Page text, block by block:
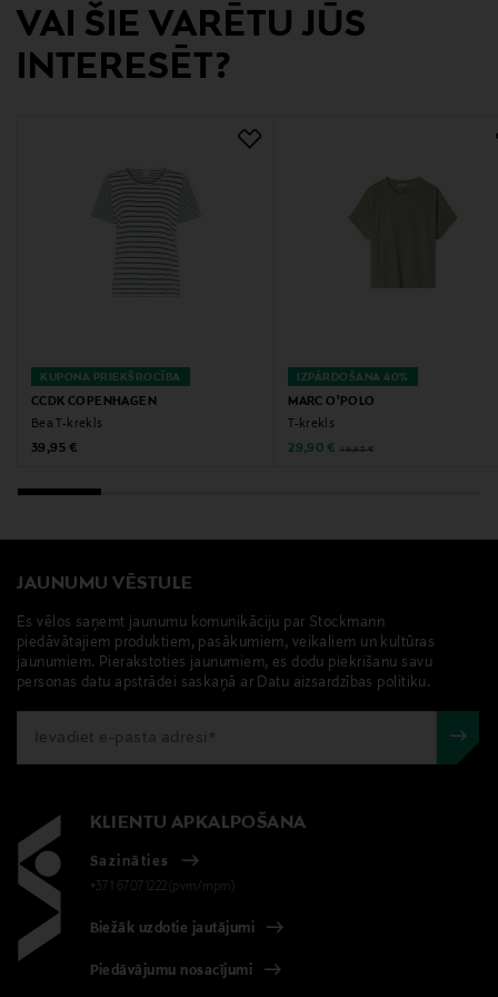
Ražotājs
Tulstrupvej 13, 7430 Ikast, Denmark
Digitālā adrese
sales@onlinetextilesolutions.dk
VAI ŠIE VARĒTU JŪS
INTERESĒT?
KUPONA PRIEKŠROCĪBA
CCDK COPENHAGEN
Bea T-krekls
Original Price
39,95 €
IZPĀRDOŠANA 40%
MARC O'POLO
T-krekls
Discounted Price
29,90 € Original Price
49,95 €
JAUNUMU VĒSTULE
Es vēlos saņemt jaunumu komunikāciju par Stockmann
piedāvātajiem produktiem, pasākumiem, veikaliem un kultūras
jaunumiem. Pierakstoties jaunumiem, es dodu piekrišanu savu
personas datu apstrādei saskaņā ar Datu aizsardzības politiku.
KLIENTU APKALPOŠANA
Sazināties
+371 67071222(pvm/mpm)
Biežāk uzdotie jautājumi
Piedāvājumu nosacījumi